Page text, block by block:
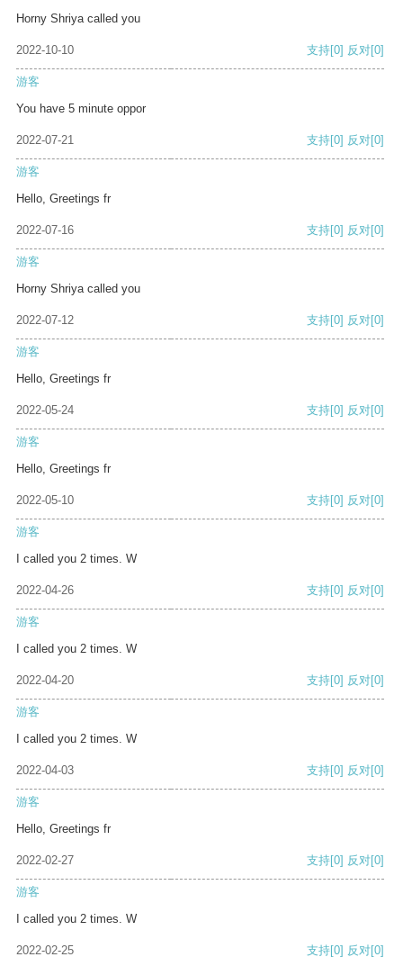
Horny Shriya called you
2022-10-10 支持[0] 反对[0]
游客
You have 5 minute oppor
2022-07-21 支持[0] 反对[0]
游客
Hello, Greetings fr
2022-07-16 支持[0] 反对[0]
游客
Horny Shriya called you
2022-07-12 支持[0] 反对[0]
游客
Hello, Greetings fr
2022-05-24 支持[0] 反对[0]
游客
Hello, Greetings fr
2022-05-10 支持[0] 反对[0]
游客
I called you 2 times. W
2022-04-26 支持[0] 反对[0]
游客
I called you 2 times. W
2022-04-20 支持[0] 反对[0]
游客
I called you 2 times. W
2022-04-03 支持[0] 反对[0]
游客
Hello, Greetings fr
2022-02-27 支持[0] 反对[0]
游客
I called you 2 times. W
2022-02-25 支持[0] 反对[0]